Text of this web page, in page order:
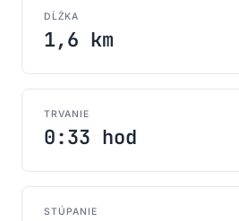
DĹŽKA
1,6 km
TRVANIE
0:33 hod
STÚPANIE